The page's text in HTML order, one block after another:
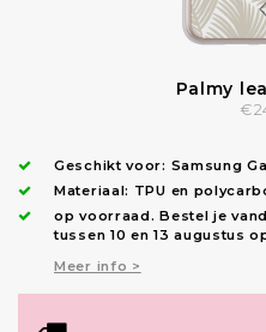
Palmy
Geschikt voor: Samsung
Materiaal: TPU en
op voorraad.Bestel je
tussen 10 en 13 augustus
Meer info >